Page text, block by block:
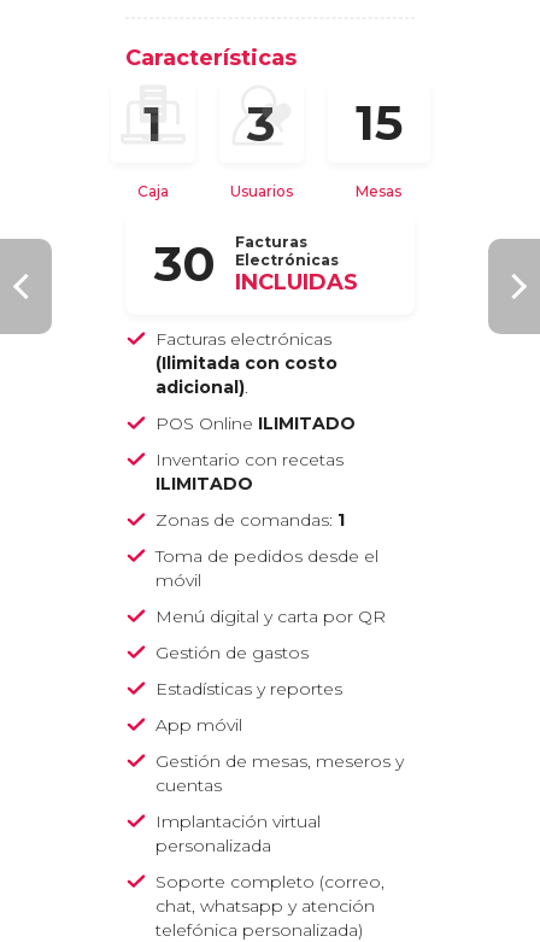
Características
1
Caja
3
Usuarios
15
Mesas
30
Facturas
Electrónicas
INCLUIDAS
Facturas electrónicas
(Ilimitada con costo
adicional).
POS Online ILIMITADO
Inventario con recetas
ILIMITADO
Zonas de comandas: 1
Toma de pedidos desde el
móvil
Menú digital y carta por QR
Gestión de gastos
Estadísticas y reportes
App móvil
Gestión de mesas, meseros y
cuentas
Implantación virtual
personalizada
Soporte completo (correo,
chat, whatsapp y atención
telefónica personalizada)